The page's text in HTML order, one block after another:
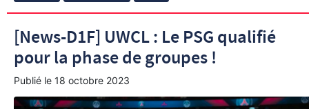
[News-D1F] UWCL : Le PSG qualifié
pour la phase de groupes !
Publié le 18 octobre 2023